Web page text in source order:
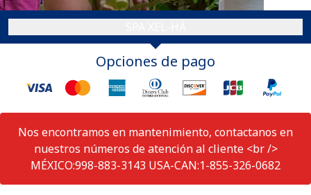
Opciones de pago
Nos encontramos en mantenimiento, contactanos en
nuestros números de atención al cliente <br />
MÉXICO:998-883-3143 USA-CAN:1-855-326-0682